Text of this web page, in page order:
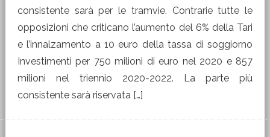
consistente sarà per le tramvie. Contrarie tutte le
opposizioni che criticano l’aumento del 6% della Tari
e l’innalzamento a 10 euro della tassa di soggiorno
Investimenti per 750 milioni di euro nel 2020 e 857
milioni nel triennio 2020-2022. La parte più
consistente sarà riservata […]